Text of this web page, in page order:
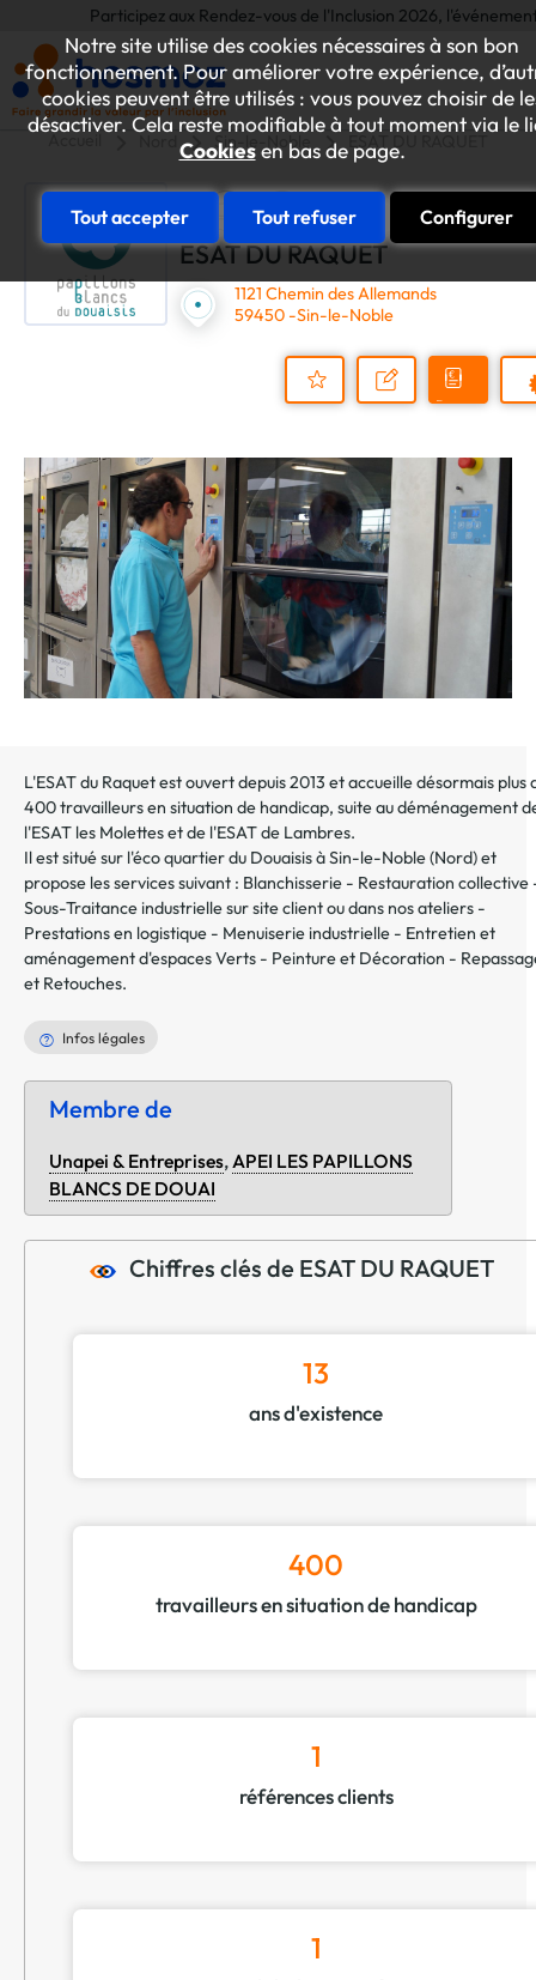
Notre site utilise des cookies nécessaires à son bon
fonctionnement. Pour améliorer votre expérience,
cookies peuvent être utilisés : vous pouvez choisir de
désactiver. Cela reste modifiable à tout moment via le
Cookiesen bas de page.
Tout accepter Tout refuser Configurer
Participez aux Rendez-vous de l'Inclusion 2026, l'événement
Accueil Sin-le-Noble
ESAT DU RAQUET
1121 Chemin des Allemands
59450 -Sin-le-Noble
au
dossier
Nous
Demander
L'ESAT du Raquet est ouvert depuis 2013 et accueille désormais plus
400 travailleurs en situation de handicap, suite au déménagement
l'ESAT les Molettes et de l'ESAT de Lambres.
Il est situé sur l'éco quartier du Douaisis à Sin-le-Noble (Nord) et
propose les services suivant : Blanchisserie - Restauration collective
Sous-Traitance industrielle sur site client ou dans nos ateliers -
Prestations en logistique - Menuiserie industrielle - Entretien et
aménagement d'espaces Verts - Peinture et Décoration -
et Retouches.
Infos légales
Membre de
Unapei & Entreprises,APEI LES PAPILLONS
BLANCS DE DOUAI
Chiffres clés de ESAT DU RAQUET
13
ans d'existence
400
travailleurs en situation de handicap
1
références clients
1